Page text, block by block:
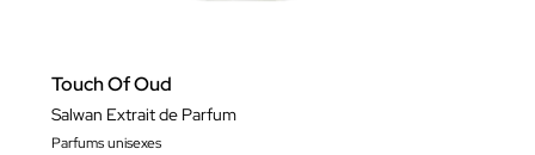
Touch Of Oud
Salwan Extrait de Parfum
Parfums unisexes